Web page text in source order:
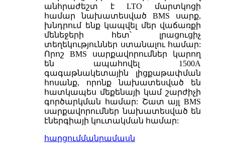
անհրաժեշտ է LTO մարտկոցի
համար նախատեսված BMS սարք,
խնդրում ենք կապվել մեր վաճառքի
մենեջերի հետ՝ լրացուցիչ
տեղեկություններ ստանալու համար:
Որոշ BMS սարքավորումներ կարող
են ապահովել 1500A
գագաթնակետային լիցքաթափման
հոսանք, որոնք նախատեսված են
հատկապես մեքենայի կամ շարժիչի
գործարկման համար: Շատ այլ BMS
սարքավորումներ նախատեսված են
էներգիայի կուտակման համար:
հարցումմանրամասն